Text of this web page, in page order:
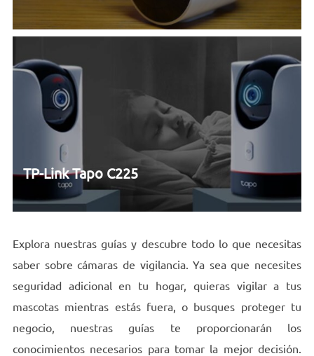
TP-Link Tapo C225
Explora nuestras guías y descubre todo lo que necesitas
saber sobre cámaras de vigilancia. Ya sea que necesites
seguridad adicional en tu hogar, quieras vigilar a tus
mascotas mientras estás fuera, o busques proteger tu
negocio, nuestras guías te proporcionarán los
conocimientos necesarios para tomar la mejor decisión.